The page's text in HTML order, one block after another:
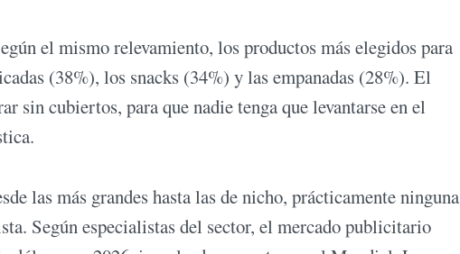
el mismo relevamiento, los productos más elegidos para
(38%), los snacks (34%) y las empanadas (28%). El
sin cubiertos, para que nadie tenga que levantarse en el
las más grandes hasta las de nicho, prácticamente ninguna
Según especialistas del sector, el mercado publicitario